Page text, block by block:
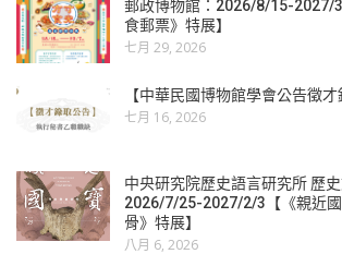
郵政博物館：2026/8/15-2027/
食郵票》特展】
七月 29, 2026
【中華民國博物館學會公告徵才
七月 16, 2026
中央研究院歷史語言研究所 歷史
2026/7/25-2027/2/3【《親近
骨》特展】
八月 6, 2026